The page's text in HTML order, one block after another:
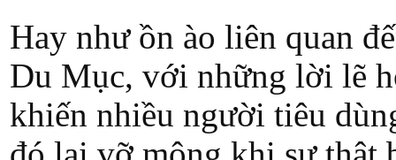
Hay như ồn ào liên quan
Du Mục, với những lời lẽ
khiến nhiều người tiêu